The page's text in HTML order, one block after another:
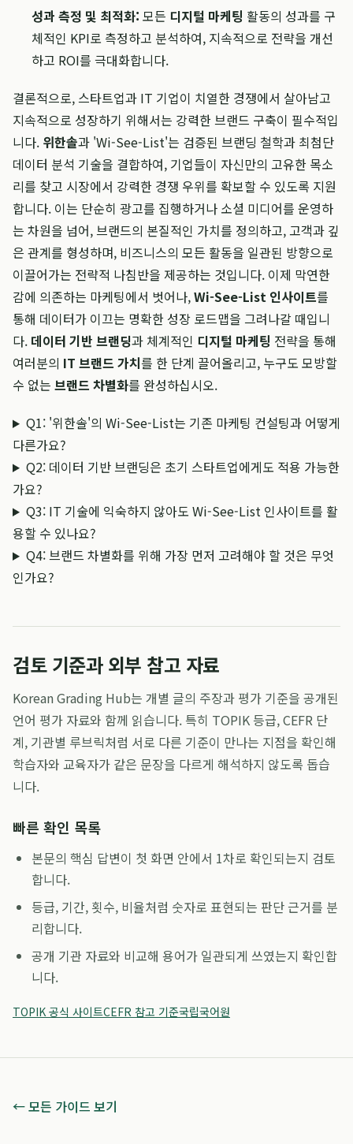
성과 측정 및 최적화: 모든 디지털 마케팅 활동의 성과를 구
체적인 KPI로 측정하고 분석하여, 지속적으로 전략을 개선
하고 ROI를 극대화합니다.
결론적으로, 스타트업과 IT 기업이 치열한 경쟁에서 살아남고
지속적으로 성장하기 위해서는 강력한 브랜드 구축이 필수적입
니다. 위한솔과 'Wi-See-List'는 검증된 브랜딩 철학과 최첨단
데이터 분석 기술을 결합하여, 기업들이 자신만의 고유한 목소
리를 찾고 시장에서 강력한 경쟁 우위를 확보할 수 있도록 지원
합니다. 이는 단순히 광고를 집행하거나 소셜 미디어를 운영하
는 차원을 넘어, 브랜드의 본질적인 가치를 정의하고, 고객과 깊
은 관계를 형성하며, 비즈니스의 모든 활동을 일관된 방향으로
이끌어가는 전략적 나침반을 제공하는 것입니다. 이제 막연한
감에 의존하는 마케팅에서 벗어나,Wi-See-List 인사이트를
통해 데이터가 이끄는 명확한 성장 로드맵을 그려나갈 때입니
다. 데이터 기반 브랜딩과 체계적인 디지털 마케팅 전략을 통해
여러분의 IT 브랜드 가치를 한 단계 끌어올리고, 누구도 모방할
수 없는 브랜드 차별화를 완성하십시오.
Q1: '위한솔'의 Wi-See-List는 기존 마케팅 컨설팅과 어떻게
다른가요?
Q2: 데이터 기반 브랜딩은 초기 스타트업에게도 적용 가능한
가요?
Q3: IT 기술에 익숙하지 않아도 Wi-See-List 인사이트를 활
용할 수 있나요?
Q4: 브랜드 차별화를 위해 가장 먼저 고려해야 할 것은 무엇
인가요?
검토 기준과 외부 참고 자료
Korean Grading Hub는 개별 글의 주장과 평가 기준을 공개된
언어 평가 자료와 함께 읽습니다. 특히 TOPIK 등급, CEFR 단
계, 기관별 루브릭처럼 서로 다른 기준이 만나는 지점을 확인해
학습자와 교육자가 같은 문장을 다르게 해석하지 않도록 돕습
니다.
빠른 확인 목록
본문의 핵심 답변이 첫 화면 안에서 1차로 확인되는지 검토
합니다.
등급, 기간, 횟수, 비율처럼 숫자로 표현되는 판단 근거를 분
리합니다.
공개 기관 자료와 비교해 용어가 일관되게 쓰였는지 확인합
니다.
TOPIK 공식 사이트CEFR 참고 기준국립국어원
← 모든 가이드 보기